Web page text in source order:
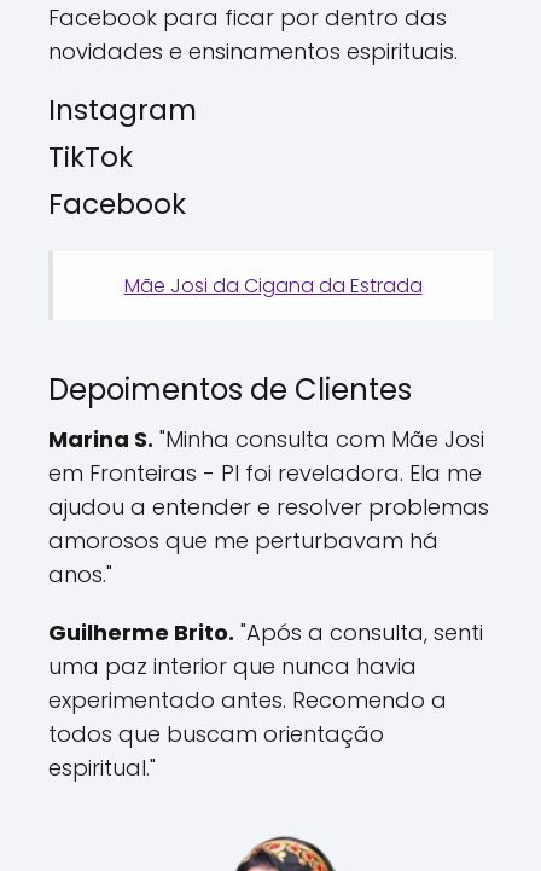
Facebook para ficar por dentro das
novidades e ensinamentos espirituais.
Instagram
TikTok
Facebook
Mãe Josi da Cigana da Estrada
Depoimentos de Clientes
Marina S. "Minha consulta com Mãe Josi
em Fronteiras - PI foi reveladora. Ela me
ajudou a entender e resolver problemas
amorosos que me perturbavam há
anos."
Guilherme Brito. "Após a consulta, senti
uma paz interior que nunca havia
experimentado antes. Recomendo a
todos que buscam orientação
espiritual."